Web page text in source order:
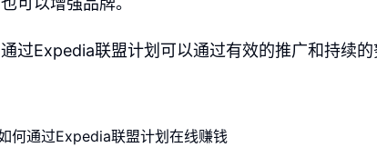
通过Expedia联盟计划可以通过有效的推广和持续的